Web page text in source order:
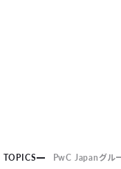
TOPICS PwC Japanグループ